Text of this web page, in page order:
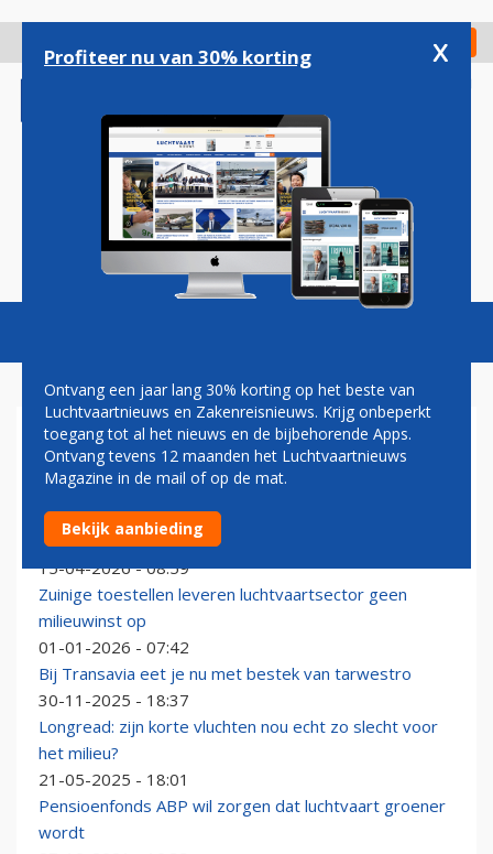
gaan
Check in
Magazine Podcasts Vacatures
MILIEU
Delta stapt stiekem af van grote
duurzaamheidsdoelen
15-04-2026 - 08:59
Zuinige toestellen leveren luchtvaartsector geen
milieuwinst op
01-01-2026 - 07:42
Bij Transavia eet je nu met bestek van tarwestro
30-11-2025 - 18:37
Longread: zijn korte vluchten nou echt zo slecht voor
het milieu?
21-05-2025 - 18:01
Pensioenfonds ABP wil zorgen dat luchtvaart groener
wordt
Profiteer nu van 30% korting x
Ontvang een jaar lang 30% korting op het beste van
Luchtvaartnieuws en Zakenreisnieuws. Krijg onbeperkt
toegang tot al het nieuws en de bijbehorende Apps.
Ontvang tevens 12 maanden het Luchtvaartnieuws
Magazine in de mail of op de mat.
Bekijk aanbieding